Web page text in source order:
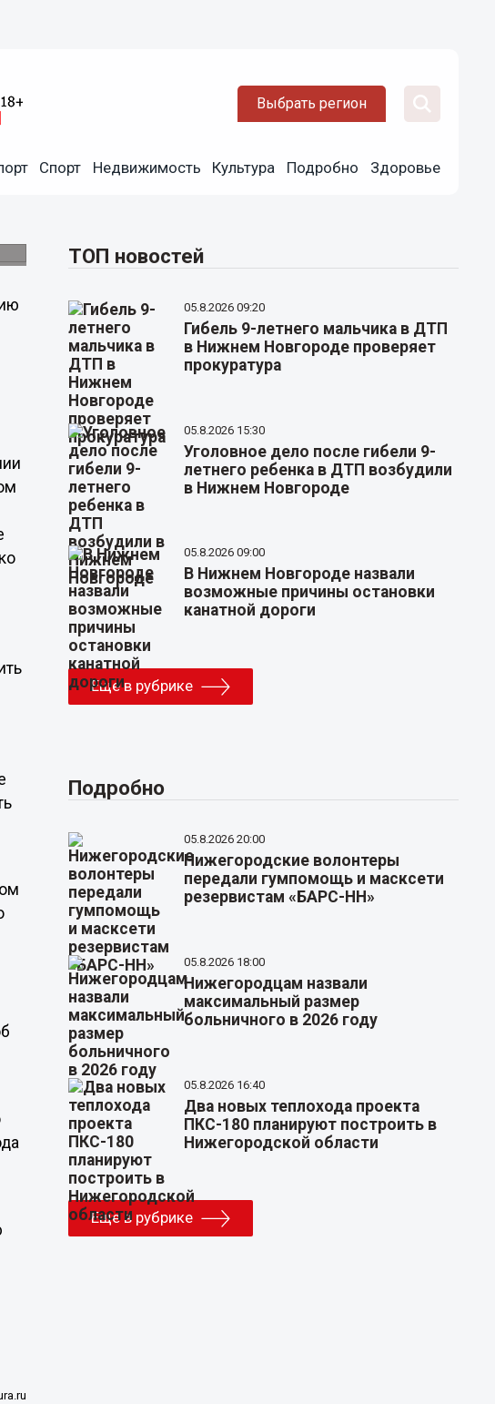
Выбрать регион
Спорт Недвижимость Культура Подробно Здоровье
ТОП новостей
05.8.2026 09:20
Гибель 9-летнего мальчика в ДТП
в Нижнем Новгороде проверяет
прокуратура
05.8.2026 15:30
Уголовное дело после гибели 9-
летнего ребенка в ДТП возбудили
в Нижнем Новгороде
05.8.2026 09:00
В Нижнем Новгороде назвали
возможные причины остановки
канатной дороги
Еще в рубрике
Подробно
05.8.2026 20:00
Нижегородские волонтеры
передали гумпомощь и масксети
резервистам «БАРС-НН»
05.8.2026 18:00
Нижегородцам назвали
максимальный размер
больничного в 2026 году
05.8.2026 16:40
Два новых теплохода проекта
ПКС-180 планируют построить в
Нижегородской области
Еще в рубрике